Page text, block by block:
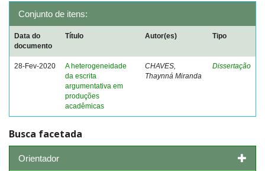
Conjunto de itens:
Data do
documento
Título Autor(es) Tipo
28-Fev-2020
A heterogeneidade
da escrita
argumentativa em
produções
acadêmicas
CHAVES,
Thaynná Miranda
Dissertação
Busca facetada
Orientador